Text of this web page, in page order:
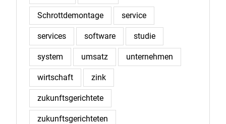
Schrottdemontage service
services software studie
system umsatz unternehmen
wirtschaft zink
zukunftsgerichtete
zukunftsgerichteten